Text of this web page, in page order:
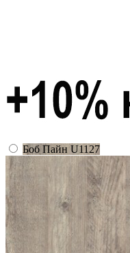
Боб Пайн U1127